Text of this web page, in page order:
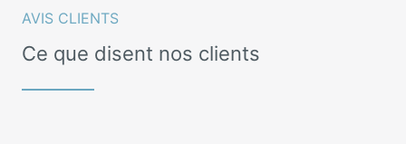
AVIS CLIENTS
Ce que disent nos clients